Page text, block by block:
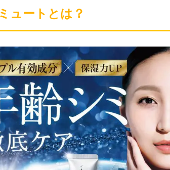
ュートとは？